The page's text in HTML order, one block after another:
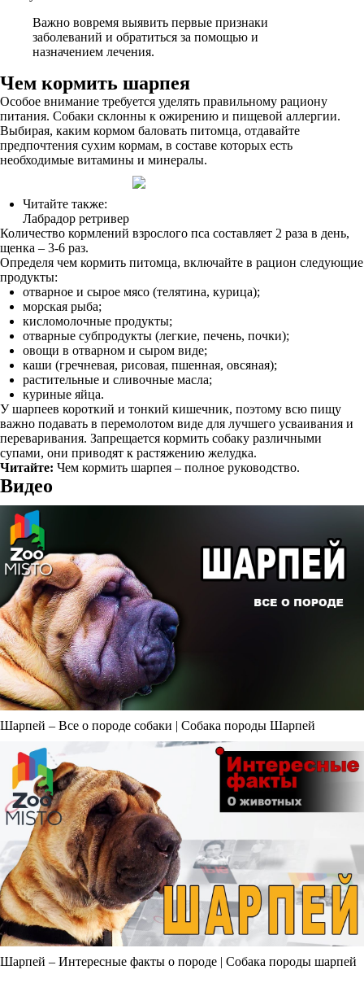
Важно вовремя выявить первые признаки
заболеваний и обратиться за помощью и
назначением лечения.
Чем кормить шарпея
Особое внимание требуется уделять правильному рациону
питания. Собаки склонны к ожирению и пищевой аллергии.
Выбирая, каким кормом баловать питомца, отдавайте
предпочтения сухим кормам, в составе которых есть
необходимые витамины и минералы.
Читайте также:
Лабрадор ретривер
Количество кормлений взрослого пса составляет 2 раза в день,
щенка – 3-6 раз.
Определя чем кормить питомца, включайте в рацион следующие
продукты:
отварное и сырое мясо (телятина, курица);
морская рыба;
кисломолочные продукты;
отварные субпродукты (легкие, печень, почки);
овощи в отварном и сыром виде;
каши (гречневая, рисовая, пшенная, овсяная);
растительные и сливочные масла;
куриные яйца.
У шарпеев короткий и тонкий кишечник, поэтому всю пищу
важно подавать в перемолотом виде для лучшего усваивания и
переваривания. Запрещается кормить собаку различными
супами, они приводят к растяжению желудка.
Читайте: Чем кормить шарпея – полное руководство.
Видео
Шарпей – Все о породе собаки | Собака породы Шарпей
Шарпей – Интересные факты о породе | Собака породы шарпей